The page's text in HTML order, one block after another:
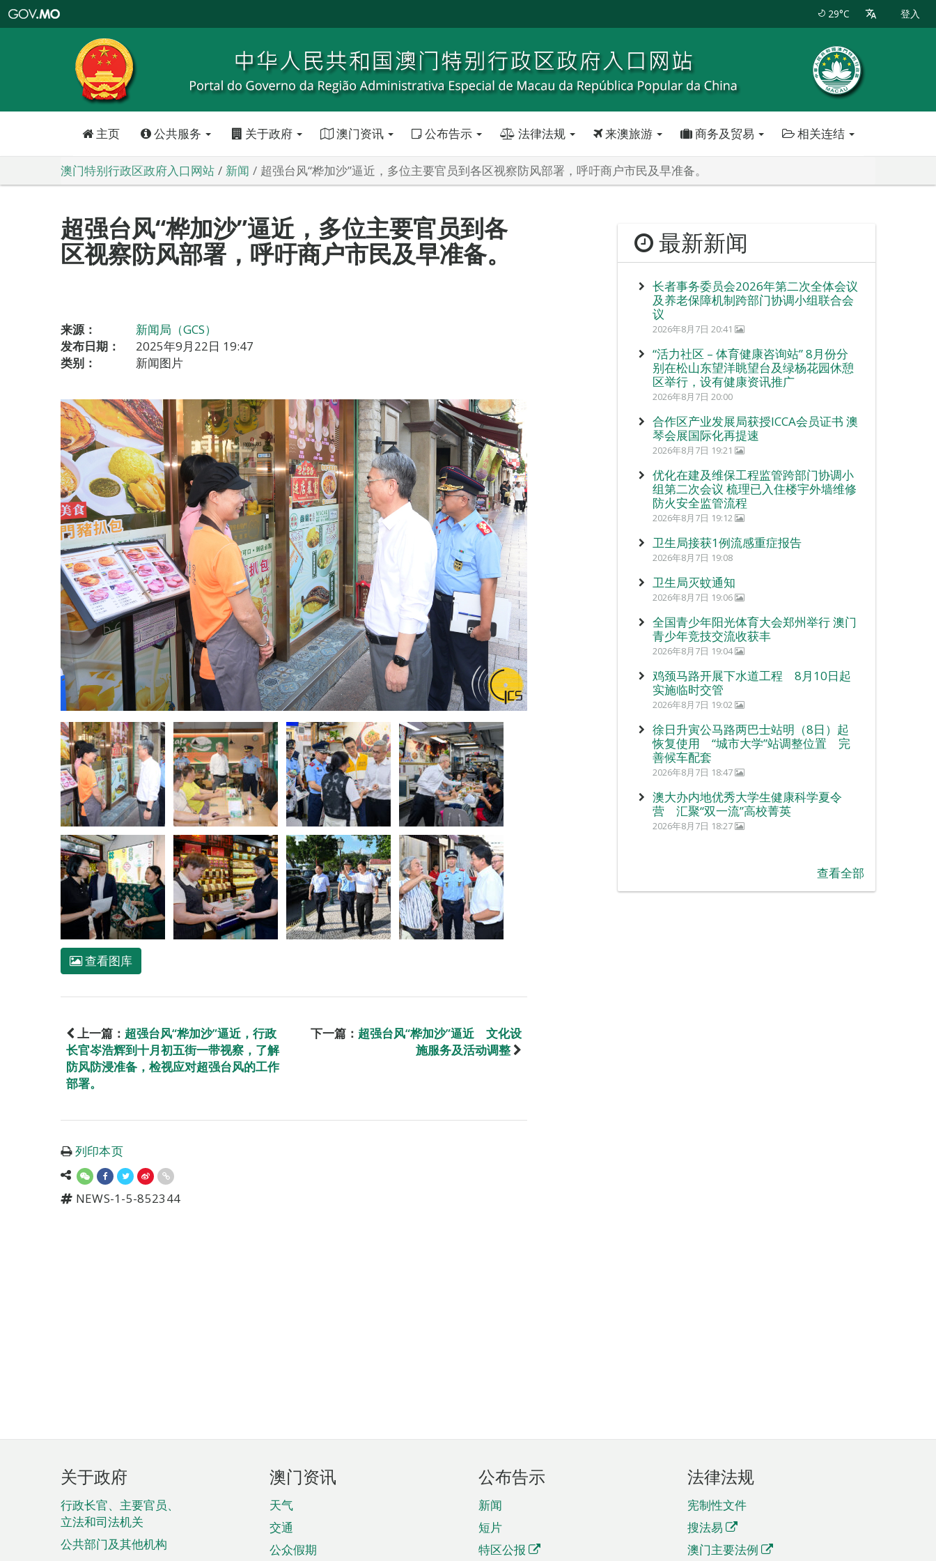
特
政
区
政
口
29°C 登入
主页 公共服务 关于政府 澳门资讯 公布告示 法律法规 来澳旅游 商务及贸易 相关连结
澳门特别行政区政府入口网站 新闻 超强台风“桦加沙”逼近，多位主要官员到各区视察防风部署，呼吁商户市民及早准备。
超强台风“桦加沙”逼近，多位主要官员到各
区视察防风部署，呼吁商户市民及早准备。
来源：
新闻局（GCS）
发布日期：
2025年9月22日 19:47
类别：
新闻图片
查看图库
上一篇： 超强台风“桦加沙”逼近，行政
长官岑浩辉到十月初五街一带视察，了解
防风防浸准备，检视应对超强台风的工作
部署。
下一篇： 超强台风“桦加沙”逼近 文化设
施服务及活动调整
列印本页
NEWS-1-5-852344
最新新闻
长者事务委员会2026年第二次全体会议
及养老保障机制跨部门协调小组联合会
议
2026年8月7日 20:41
“活力社区 – 体育健康咨询站” 8月份分
别在松山东望洋眺望台及绿杨花园休憩
区举行，设有健康资讯推广
2026年8月7日 20:00
合作区产业发展局获授ICCA会员证书 澳
琴会展国际化再提速
2026年8月7日 19:21
优化在建及维保工程监管跨部门协调小
组第二次会议 梳理已入住楼宇外墙维修
防火安全监管流程
2026年8月7日 19:12
卫生局接获1例流感重症报告
2026年8月7日 19:08
卫生局灭蚊通知
2026年8月7日 19:06
全国青少年阳光体育大会郑州举行 澳门
青少年竞技交流收获丰
2026年8月7日 19:04
鸡颈马路开展下水道工程 8月10日起
实施临时交管
2026年8月7日 19:02
徐日升寅公马路两巴士站明（8日）起
恢复使用 “城市大学”站调整位置 完
善候车配套
2026年8月7日 18:47
澳大办内地优秀大学生健康科学夏令
营 汇聚“双一流”高校菁英
2026年8月7日 18:27
查看全部
页
脚
菜
单
关于政府
行政长官、主要官员、
立法和司法机关
公共部门及其他机构
澳门资讯
天气
交通
公众假期
公布告示
新闻
短片
特区公报
法律法规
宪制性文件
搜法易
澳门主要法例